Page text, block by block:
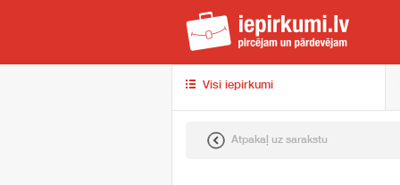
Visi iepirkumi
Atpakaļ uz sarakstu